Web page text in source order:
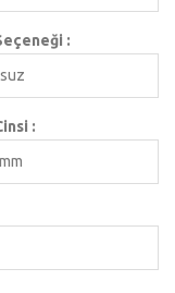
:
: